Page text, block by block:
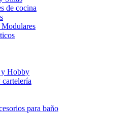
de cocina
y Hobby
para baño